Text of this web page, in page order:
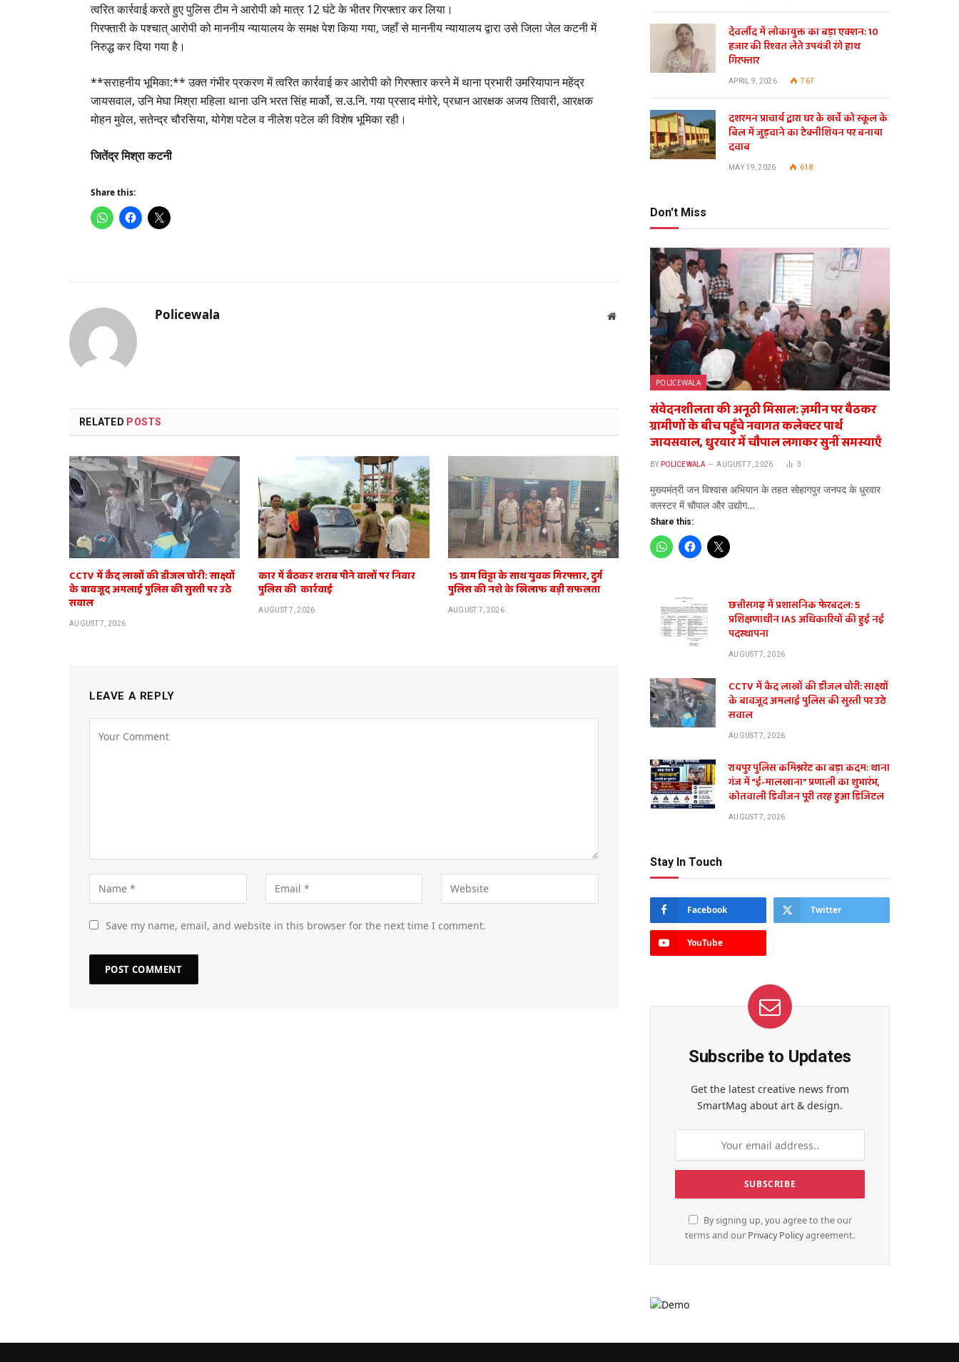
त्वरित कार्रवाई करते हुए पुलिस टीम ने आरोपी को मात्र 12 घंटे के भीतर गिरफ्तार कर लिया।
गिरफ्तारी के पश्चात् आरोपी को माननीय न्यायालय के समक्ष पेश किया गया, जहाँ से माननीय न्यायालय द्वारा उसे जिला जेल कटनी में
निरुद्ध कर दिया गया है।
**सराहनीय भूमिका:** उक्त गंभीर प्रकरण में त्वरित कार्रवाई कर आरोपी को गिरफ्तार करने में थाना प्रभारी उमरियापान महेंद्र
जायसवाल, उनि मेघा मिश्रा महिला थाना उनि भरत सिंह मार्को, स.उ.नि. गया प्रसाद मंगोरे, प्रधान आरक्षक अजय तिवारी, आरक्षक
मोहन मुवेल, सतेन्द्र चौरसिया, योगेश पटेल व नीलेश पटेल की विशेष भूमिका रही।
जितेंद्र मिश्रा कटनी
Share this:
Policewala Website
RELATED POSTS
CCTV में कैद लाखों की डीजल चोरी: साक्ष्यों
के बावजूद अमलाई पुलिस की सुस्ती पर उठे
सवाल
AUGUST 7, 2026
कार में बैठकर शराब पीने वालों पर निवार
पुलिस की कार्रवाई
AUGUST 7, 2026
15 ग्राम चिट्टा के साथ युवक गिरफ्तार, दुर्ग
पुलिस की नशे के खिलाफ बड़ी सफलता
AUGUST 7, 2026
LEAVE A REPLY
Save my name, email, and website in this browser for the next time I comment.
देवलौंद में लोकायुक्त का बड़ा एक्शन: 10
हजार की रिश्वत लेते उपयंत्री रंगे हाथ
गिरफ्तार
APRIL 9, 2026 767
दशरमन प्राचार्य द्वारा घर के खर्चे को स्कूल के
बिल में जुड़वाने का टेक्नीशियन पर बनाया
दवाब
MAY 19, 2026 618
Don't Miss
POLICEWALA
संवेदनशीलता की अनूठी मिसाल: ज़मीन पर बैठकर
ग्रामीणों के बीच पहुँचे नवागत कलेक्टर पार्थ
जायसवाल, धुरवार में चौपाल लगाकर सुनीं समस्याएँ
BY POLICEWALA AUGUST 7, 2026 3
​मुख्यमंत्री जन विश्वास अभियान के तहत सोहागपुर जनपद के धुरवार
क्लस्टर में चौपाल और उद्योग…
Share this:
छत्तीसगढ़ में प्रशासनिक फेरबदल: 5
प्रशिक्षणाधीन IAS अधिकारियों की हुई नई
पदस्थापना
AUGUST 7, 2026
CCTV में कैद लाखों की डीजल चोरी: साक्ष्यों
के बावजूद अमलाई पुलिस की सुस्ती पर उठे
सवाल
AUGUST 7, 2026
रायपुर पुलिस कमिश्नरेट का बड़ा कदम: थाना
गंज में “ई-मालखाना” प्रणाली का शुभारंभ,
कोतवाली डिवीजन पूरी तरह हुआ डिजिटल
AUGUST 7, 2026
Stay In Touch
Facebook Twitter
YouTube
Subscribe to Updates
Get the latest creative news from
SmartMag about art & design.
By signing up, you agree to the our
terms and our Privacy Policyagreement.